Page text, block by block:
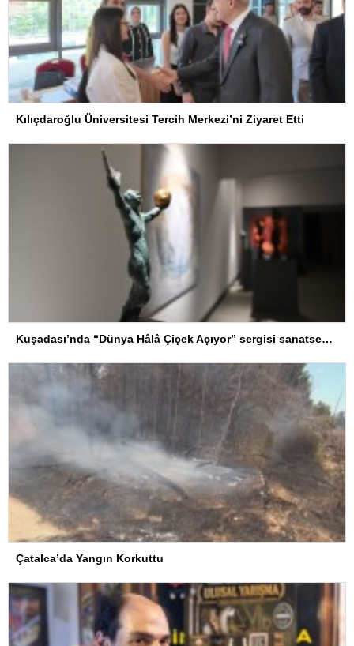
Kılıçdaroğlu Üniversitesi Tercih Merkezi’ni Ziyaret Etti
Kuşadası’nda “Dünya Hâlâ Çiçek Açıyor” sergisi sanatseverlerle buluşuyor
Çatalca’da Yangın Korkuttu